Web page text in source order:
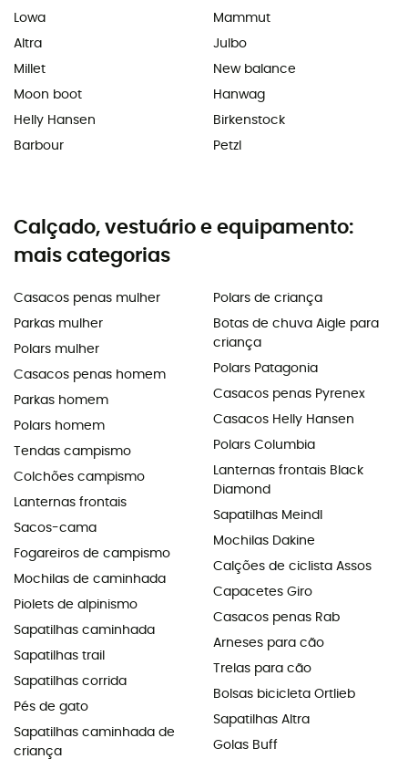
Lowa
Altra
Millet
Moon boot
Helly Hansen
Barbour
Mammut
Julbo
New balance
Hanwag
Birkenstock
Petzl
Calçado, vestuário e equipamento:
mais categorias
Casacos penas mulher
Parkas mulher
Polars mulher
Casacos penas homem
Parkas homem
Polars homem
Tendas campismo
Colchões campismo
Lanternas frontais
Sacos-cama
Fogareiros de campismo
Mochilas de caminhada
Piolets de alpinismo
Sapatilhas caminhada
Sapatilhas trail
Sapatilhas corrida
Pés de gato
Sapatilhas caminhada de
criança
Polars de criança
Botas de chuva Aigle para
criança
Polars Patagonia
Casacos penas Pyrenex
Casacos Helly Hansen
Polars Columbia
Lanternas frontais Black
Diamond
Sapatilhas Meindl
Mochilas Dakine
Calções de ciclista Assos
Capacetes Giro
Casacos penas Rab
Arneses para cão
Trelas para cão
Bolsas bicicleta Ortlieb
Sapatilhas Altra
Golas Buff